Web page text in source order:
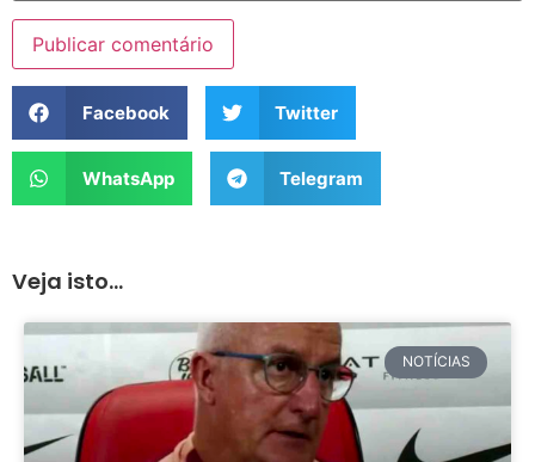
Facebook Twitter
WhatsApp Telegram
Veja isto...
NOTÍCIAS